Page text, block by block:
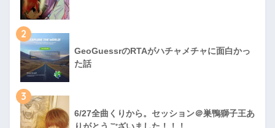
2
GeoGuessrのRTAがハチャメチャに面白かっ
た話
3
6/27全曲くりから。セッション＠巣鴨獅子王あ
りがとうございました！！！